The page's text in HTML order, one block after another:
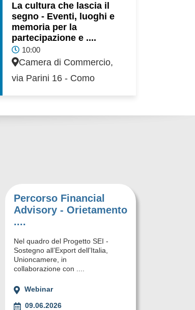
La cultura che lascia il
segno - Eventi, luoghi e
memoria per la
partecipazione e ....
10:00
Camera di Commercio,
via Parini 16 - Como
Percorso Financial
Advisory - Orietamento
....
Nel quadro del Progetto SEI -
Sostegno all’Export dell’Italia,
Unioncamere, in
collaborazione con ....
Webinar
09.06.2026